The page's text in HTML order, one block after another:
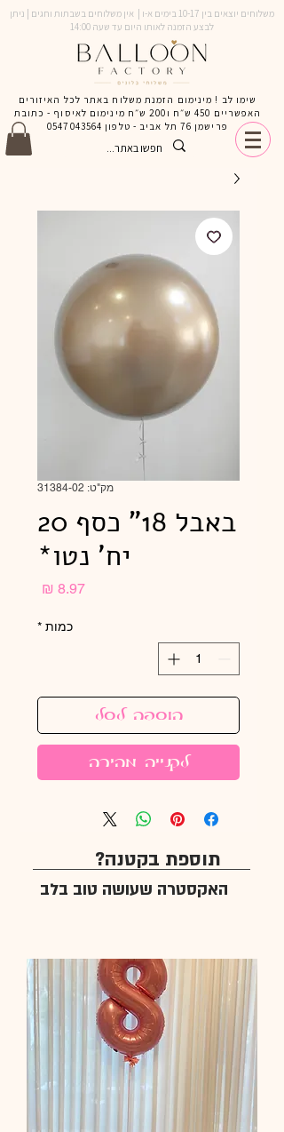
משלוחים יוצאים בין 10-17 בימים א-ו | אין משלוחים בשבתות וחגים | ניתן
לבצע הזמנה לאותו היום עד שעה 14:00
שימו לב ! מינימום הזמנת משלוח באתר לכל האיזורים
האפשריים 450 ש״ח ו200 ש״ח מינימום לאיסוף - כתובת
פרישמן 76 תל אביב - טלפון
0547043564
מק"ט: 31384-02
באבל 18" כסף 20
יח' נטו*
כמות *
הוספה לסל
לקנייה מהירה
תוספת בקטנה?
האקסטרה שעושה טוב בלב